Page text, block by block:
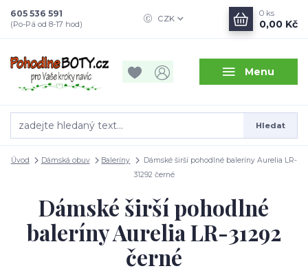
Menu
CZK
Hledat
605 536 591
(Po-Pá od 8-17 hod)
0 ks
0,00 Kč
Úvod Dámská obuv Baleríny
Dámské širší pohodlné baleríny Aurelia LR-
31292 černé
Dámské širší pohodlné
baleríny Aurelia LR-31292
černé